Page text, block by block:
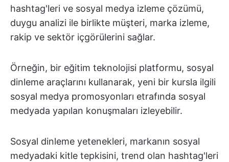
hashtag'leri ve sosyal medya izleme çözümü,
duygu analizi ile birlikte müşteri, marka izleme,
rakip ve sektör içgörülerini sağlar.
Örneğin, bir eğitim teknolojisi platformu, sosyal
dinleme araçlarını kullanarak, yeni bir kursla ilgili
sosyal medya promosyonları etrafında sosyal
medyada yapılan konuşmaları izleyebilir.
Sosyal dinleme yetenekleri, markanın sosyal
medyadaki kitle tepkisini, trend olan hashtag'leri